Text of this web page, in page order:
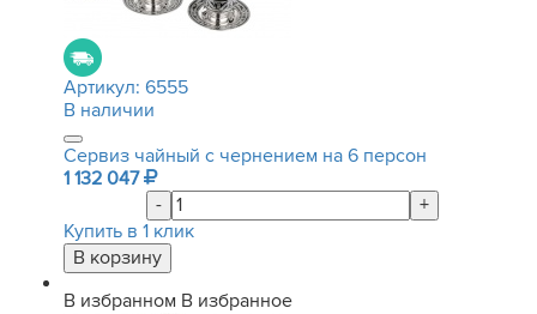
Артикул: 6555
В наличии
Сервиз чайный с чернением на 6 персон
1 132 047
-
+
Купить в 1 клик
В избранном В избранное